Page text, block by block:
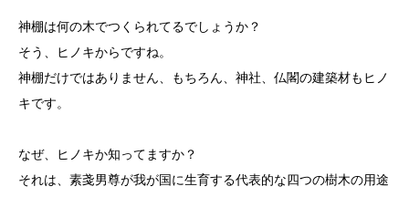
神棚は何の木でつくられてるでしょうか？
そう、ヒノキからですね。
神棚だけではありません、もちろん、神社、仏閣の建築材もヒノ
キです。
なぜ、ヒノキか知ってますか？
それは、素戔男尊が我が国に生育する代表的な四つの樹木の用途